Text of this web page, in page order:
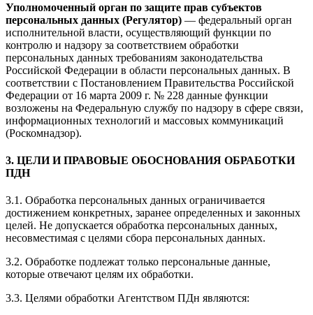
Уполномоченный орган по защите прав субъектов
персональных данных (Регулятор) — федеральный орган
исполнительной власти, осуществляющий функции по
контролю и надзору за соответствием обработки
персональных данных требованиям законодательства
Российской Федерации в области персональных данных. В
соответствии с Постановлением Правительства Российской
Федерации от 16 марта 2009 г. № 228 данные функции
возложены на Федеральную службу по надзору в сфере связи,
информационных технологий и массовых коммуникаций
(Роскомнадзор).
3. ЦЕЛИ И ПРАВОВЫЕ ОБОСНОВАНИЯ ОБРАБОТКИ
ПДН
3.1. Обработка персональных данных ограничивается
достижением конкретных, заранее определенных и законных
целей. Не допускается обработка персональных данных,
несовместимая с целями сбора персональных данных.
3.2. Обработке подлежат только персональные данные,
которые отвечают целям их обработки.
3.3. Целями обработки Агентством ПДн являются: